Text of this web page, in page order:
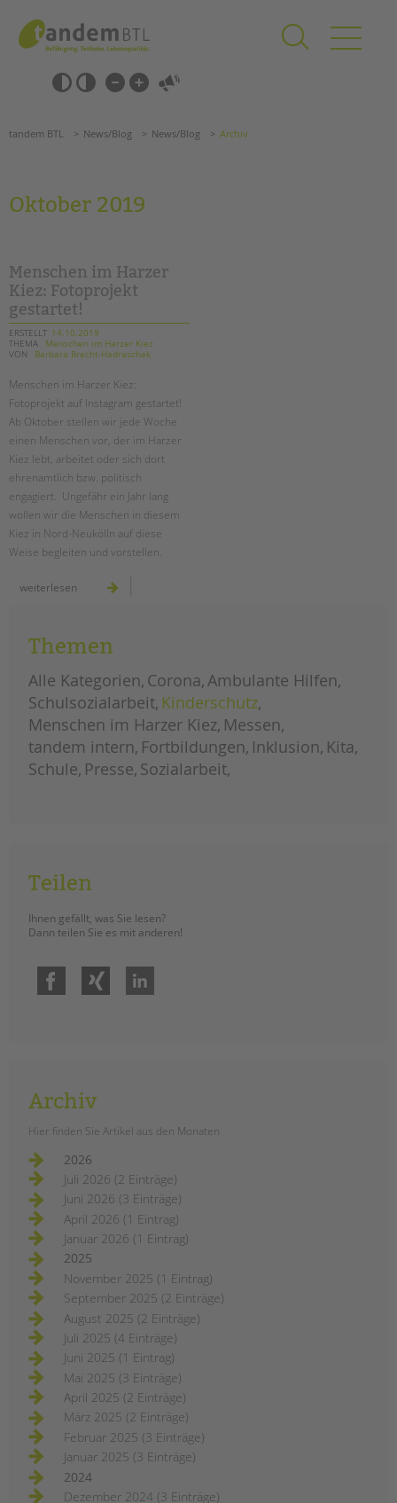
springen
Barrierefrei-
Einstellungen
überspringen
überspringen
Förderzentren
Kollegs
EFöB
Schulbezogene Sozialarbeit
Tagesgruppen
HILFEN ZUR ERZIEHUNG
EINGLIEDERUNGSHILFE
BETREUTES WOHNEN
TANDEM BTL AKADEMIE
Zertfikatskurse
Seminarkalender
Seminarräume
Bereiche im Überblick
Kinder- und Jugendschutz
Unsere Videos
Gesellschafter VdK
schoolcoach BTL
tandem als Arbeitgeberin
NEWS/BLOG
Briefe an Kai
Impressum
Hinweisgebersystem
Intranet
Suchen
tandem BTL News/Blog News/Blog Archiv
Oktober 2019
Menschen im Harzer
Kiez: Fotoprojekt
gestartet!
ERSTELLT 14.10.2019
THEMA
Menschen im Harzer Kiez
VON
Barbara Brecht-Hadraschek
Menschen im Harzer Kiez:
Fotoprojekt auf Instagram gestartet!
Ab Oktober stellen wir jede Woche
einen Menschen vor, der im Harzer
Kiez lebt, arbeitet oder sich dort
ehrenamtlich bzw. politisch
engagiert. Ungefähr ein Jahr lang
wollen wir die Menschen in diesem
Kiez in Nord-Neukölln auf diese
Weise begleiten und vorstellen.
weiterlesen menschen
gestartet!
Themen
Alle Kategorien Corona Ambulante Hilfen
Schulsozialarbeit Kinderschutz
Menschen im Harzer Kiez Messen
tandem intern Fortbildungen Inklusion Kita
Schule Presse Sozialarbeit
Teilen
Ihnen gefällt, was Sie lesen?
Dann teilen Sie es mit anderen!
Facebook
Archiv
Hier finden Sie Artikel aus den Monaten
2026
Juli 2026 (2 Einträge)
Juni 2026 (3 Einträge)
April 2026 (1 Eintrag)
Januar 2026 (1 Eintrag)
2025
November 2025 (1 Eintrag)
September 2025 (2 Einträge)
August 2025 (2 Einträge)
Juli 2025 (4 Einträge)
Juni 2025 (1 Eintrag)
Mai 2025 (3 Einträge)
April 2025 (2 Einträge)
März 2025 (2 Einträge)
Februar 2025 (3 Einträge)
Januar 2025 (3 Einträge)
2024
Dezember 2024 (3 Einträge)